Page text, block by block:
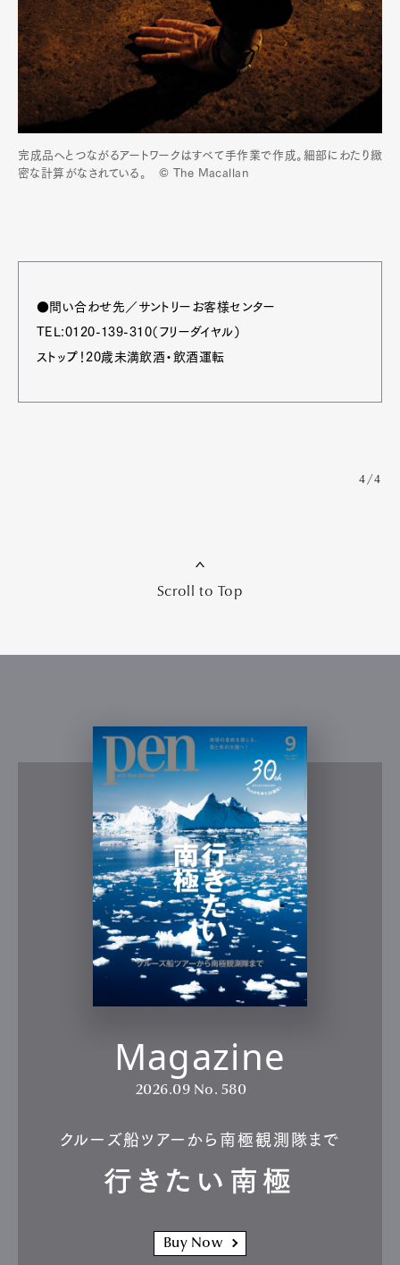
完成品へとつながるアートワークはすべて手作業で作成。細部にわたり緻
密な計算がなされている。 © The Macallan
●問い合わせ先／サントリーお客様センター
TEL:0120-139-310（フリーダイヤル）
ストップ！20歳未満飲酒・飲酒運転
4/4
Scroll to Top
Magazine
2026.09 No. 580
クルーズ船ツアーから南極観測隊まで
行きたい南極
Buy Now